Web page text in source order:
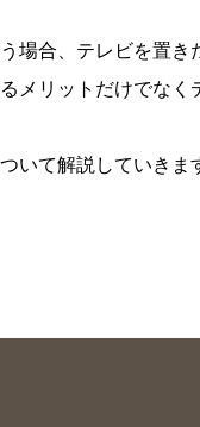
合、テレビを置き
メリットだけでなく
いて解説していきま